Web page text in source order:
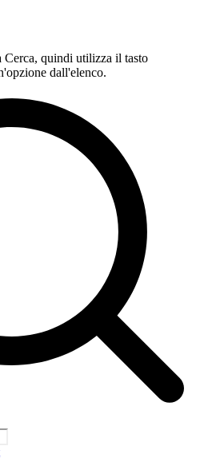
Cerca, quindi utilizza il tasto
dall'elenco.